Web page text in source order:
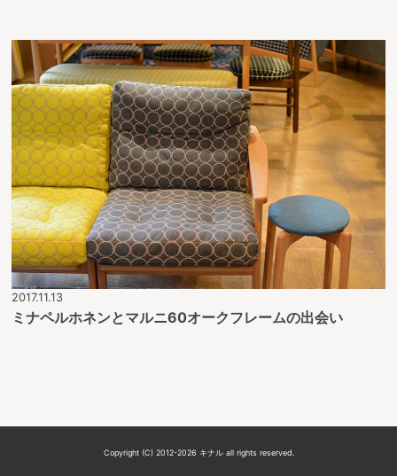
2017.11.13
ミナペルホネンとマルニ60オークフレームの出会い
Copyright (C) 2012-2026 キナル all rights reserved.